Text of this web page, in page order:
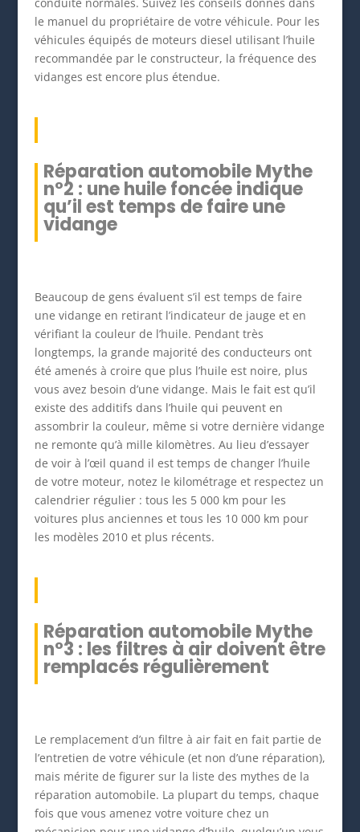
conduite normales. Suivez les conseils donnés dans
le manuel du propriétaire de votre véhicule. Pour les
véhicules équipés de moteurs diesel utilisant l’huile
recommandée par le constructeur, la fréquence des
vidanges est encore plus étendue.
Réparation automobile Mythe
n°2 : une huile foncée indique
qu’il est temps de faire une
vidange
Beaucoup de gens évaluent s’il est temps de faire
une vidange en retirant l’indicateur de jauge et en
vérifiant la couleur de l’huile. Pendant très
longtemps, la grande majorité des conducteurs ont
été amenés à croire que plus l’huile est noire, plus
vous avez besoin d’une vidange. Mais le fait est qu’il
existe des additifs dans l’huile qui peuvent en
assombrir la couleur, même si votre dernière vidange
ne remonte qu’à mille kilomètres. Au lieu d’essayer
de voir à l’œil quand il est temps de changer l’huile
de votre moteur, notez le kilométrage et respectez un
calendrier régulier : tous les 5 000 km pour les
voitures plus anciennes et tous les 10 000 km pour
les modèles 2010 et plus récents.
Réparation automobile Mythe
n°3 : les filtres à air doivent être
remplacés régulièrement
Le remplacement d’un filtre à air fait en fait partie de
l’entretien de votre véhicule (et non d’une réparation),
mais mérite de figurer sur la liste des mythes de la
réparation automobile. La plupart du temps, chaque
fois que vous amenez votre voiture chez un